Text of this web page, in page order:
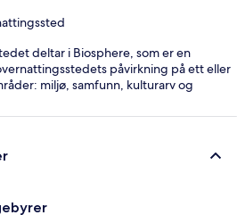
deltar i Biosphere, som er en
påvirkning på ett eller
miljø, samfunn, kulturarv og